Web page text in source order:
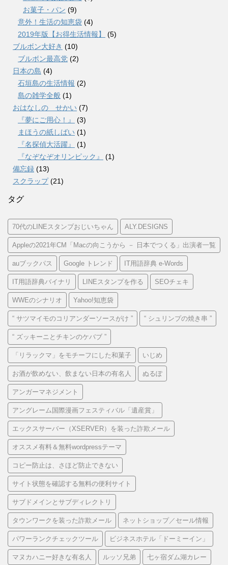
お菓子・パン (9)
意外！生活の知恵袋 (4)
2019年版【お得生活情報】
(5)
ブルボン大好き (10)
ブルボン最高党 (2)
日本の島 (4)
石垣島の生活情報 (2)
島の雑学全般 (1)
おはなしの せかい (7)
『夢にご用心！』
(3)
まほうの紙しばい (1)
『名探偵大活躍』
(1)
『なぞなぞオリンピック』
(1)
備忘録 (13)
スクラップ(21)
タグ
70代のLINEスタンプおじいちゃん ALY.DESIGNS
Appleの2021年CM「Macの向こうから － 日本でつくる」出演者一覧
auブックパス Google トレンド IT用語辞典 e-Words
IT用語辞典バイナリ LINEスタンプを作る SEOチェキ
WWEのシナリオ Yahoo!知恵袋
“ サツマイモのコリアンダーソースがけ ” “ シュリンプの焼き串 ”
“ ズッキーニとチキンのケバブ ”
「リラックマ」をモチーフにした和菓子 いじめ
お酒が飲めない、飲まない日本の有名人 ぬるぽ
アンガーマネジメント
アングレーム国際漫画フェスティバル「遺産賞」
エックスサーバー（XSERVER）を装った詐欺メール
オススメ有料＆無料wordpressテーマ
コピー防止は、さほど防止できない
サイト状態を確認する無料の便利サイト
サブドメインとサブディレクトリ
タウンワークを装った詐欺メール ネットショップ／セール情報
パワーランクチェックツール ビジネスホテル「ドーミーイン」
マヌカハニー好きな有名人 ルッソ兄弟 七ヶ宿ダム湖カレー